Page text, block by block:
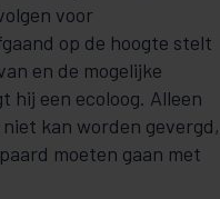
voor
op de hoogte stelt
en de mogelijke
hij een ecoloog. Alleen
kan worden gevergd,
moeten gaan met